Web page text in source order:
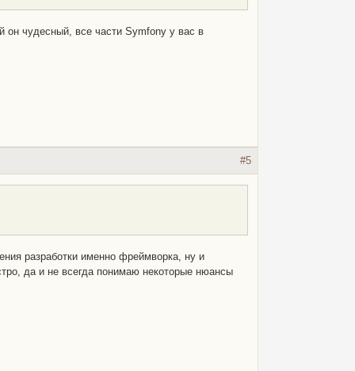
он чудесный, все части Symfony у вас в
#5
разработки именно фреймворка, ну и
да и не всегда понимаю некоторые нюансы